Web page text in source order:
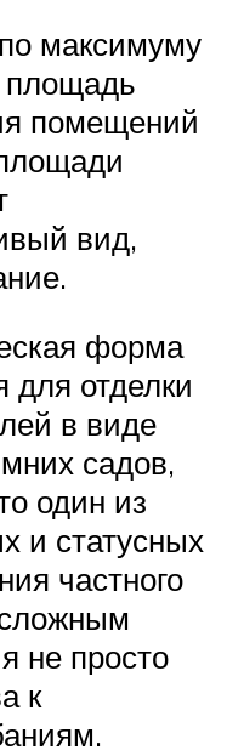
максимуму
площадь
помещений
вид,
форма
для отделки
в виде
садов,
один из
и статусных
частного
не просто
к